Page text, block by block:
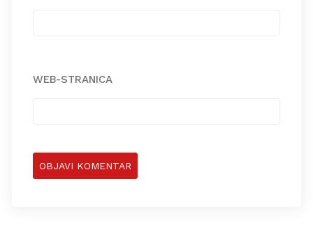
WEB-STRANICA